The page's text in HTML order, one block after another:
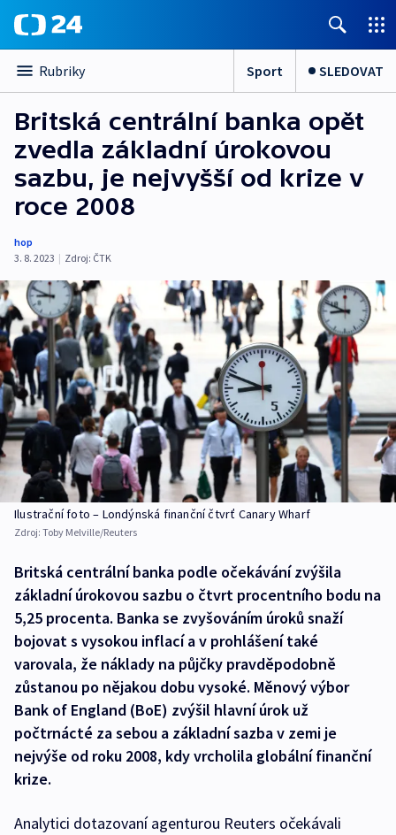
Rubriky Sport SLEDOVAT
Britská centrální banka opět
zvedla základní úrokovou
sazbu, je nejvyšší od krize v
roce 2008
hop
3. 8. 2023 | Zdroj: ČTK
Ilustrační foto – Londýnská finanční čtvrť Canary Wharf
Zdroj: Toby Melville/Reuters
Britská centrální banka podle očekávání zvýšila
základní úrokovou sazbu o čtvrt procentního bodu na
5,25 procenta. Banka se zvyšováním úroků snaží
bojovat s vysokou inflací a v prohlášení také
varovala, že náklady na půjčky pravděpodobně
zůstanou po nějakou dobu vysoké. Měnový výbor
Bank of England (BoE) zvýšil hlavní úrok už
počtrnácté za sebou a základní sazba v zemi je
nejvýše od roku 2008, kdy vrcholila globální finanční
krize.
Analytici dotazovaní agenturou Reuters očekávali